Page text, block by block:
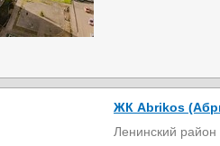
ЖК Abrikos
Ленинский район